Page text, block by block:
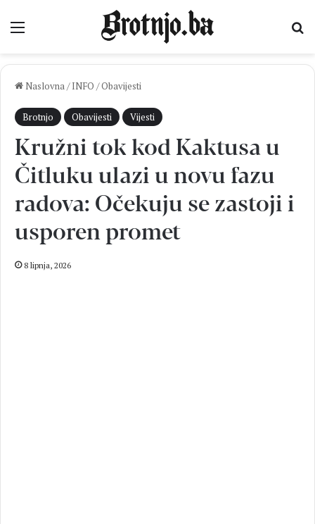
Izbornik
Naslovna/ INFO /Obavijesti
Brotnjo Obavijesti Vijesti
Kružni tok kod Kaktusa u
Čitluku ulazi u novu fazu
radova: Očekuju se zastoji i
usporen promet
8 lipnja, 2026